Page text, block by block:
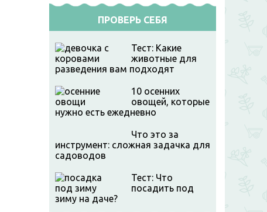
ПРОВЕРЬ СЕБЯ
Тест: Какие
животные для
разведения вам подходят
10 осенних
овощей, которые
нужно есть ежедневно
Что это за
инструмент: сложная задачка для
садоводов
Тест: Что
посадить под
зиму на даче?